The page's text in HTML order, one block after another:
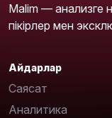
Malim — анализге
пікірлер мен
Айдарлар
Саясат
Аналитика